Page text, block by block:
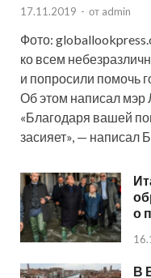
17.11.2019 - от admin
Фото:
ко всем
и попросили помочь
Об этом написал
«Благодаря вашей
засияет», — написал
о
В